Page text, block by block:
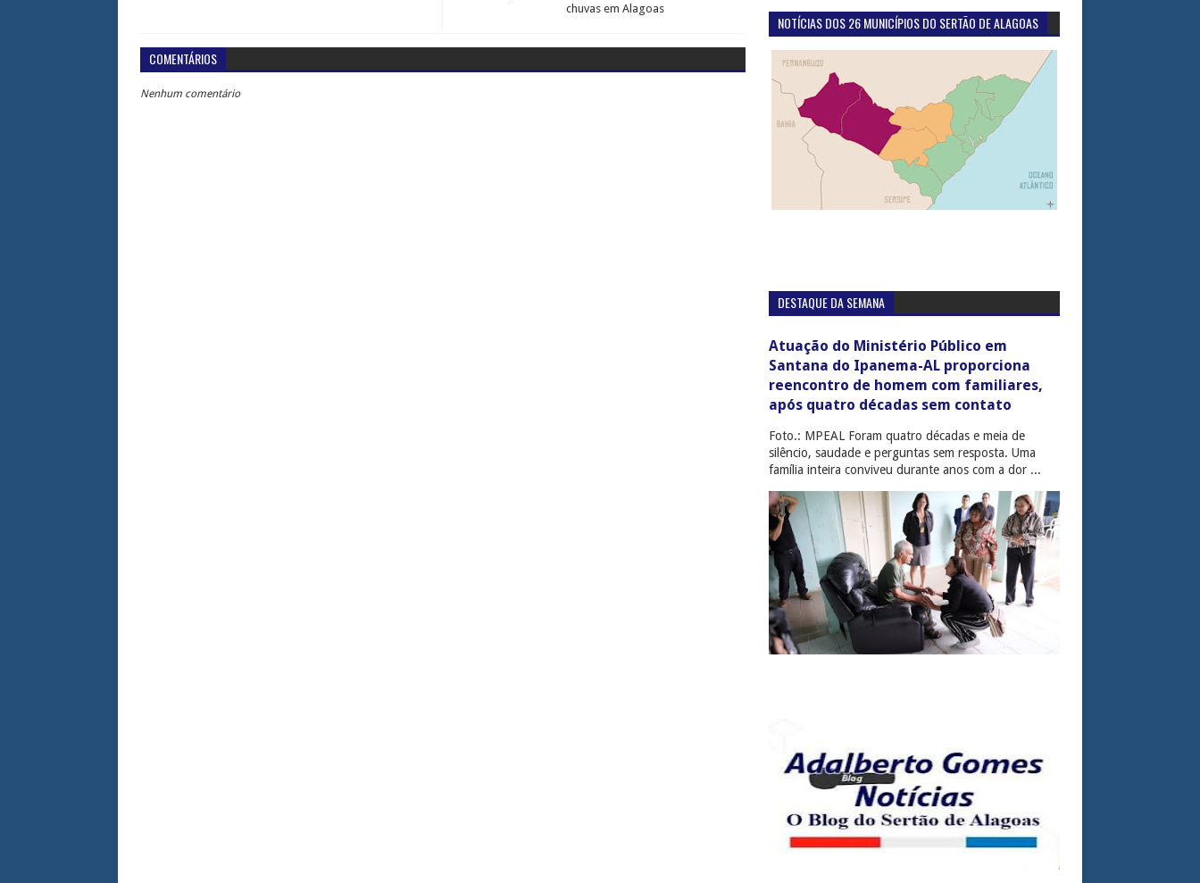
chuvas em Alagoas
COMENTÁRIOS
Nenhum comentário
NOTÍCIAS DOS 26 MUNICÍPIOS DO SERTÃO DE ALAGOAS
DESTAQUE DA SEMANA
Atuação do Ministério Público em
Santana do Ipanema-AL proporciona
reencontro de homem com familiares,
após quatro décadas sem contato
Foto.: MPEAL Foram quatro décadas e meia de
silêncio, saudade e perguntas sem resposta. Uma
família inteira conviveu durante anos com a dor ...